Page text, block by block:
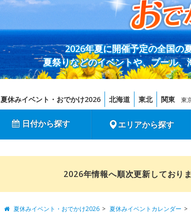
2026年夏に開催予定の全国の
夏祭りなどのイベントや、プール
夏休みイベント・おでかけ2026 北海道 東北 関東 東
日付から探す エリアから探す
2026年情報へ順次更新しており
夏休みイベント・おでかけ2026 夏休みイベントカレンダー